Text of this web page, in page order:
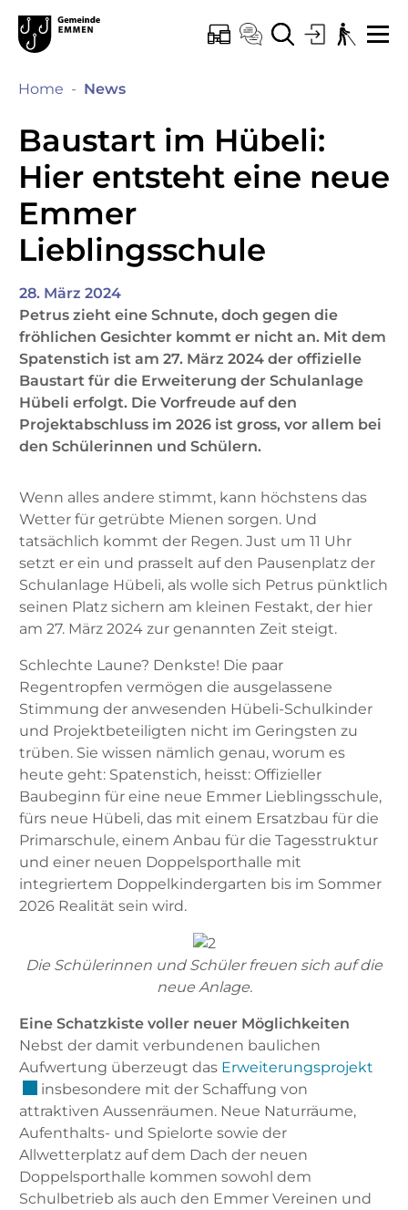
zur Startseite
Direkt zur Hauptnavigation
Direkt zum Inhalt
Direkt zur Suche
Direkt zum Stichwortverzeichnis
KopfzeileEmmen
Hauptnavigation
ONLINE-SCHALTER
KONTAKT
SUCHELOGIN
Hauptinhalt
Home News(ausgewählt)
Baustart im Hübeli:
Hier entsteht eine neue
Emmer
Lieblingsschule
28. März 2024
Petrus zieht eine Schnute, doch gegen die
fröhlichen Gesichter kommt er nicht an. Mit dem
Spatenstich ist am 27. März 2024 der offizielle
Baustart für die Erweiterung der Schulanlage
Hübeli erfolgt. Die Vorfreude auf den
Projektabschluss im 2026 ist gross, vor allem bei
den Schülerinnen und Schülern.
Wenn alles andere stimmt, kann höchstens das
Wetter für getrübte Mienen sorgen. Und
tatsächlich kommt der Regen. Just um 11 Uhr
setzt er ein und prasselt auf den Pausenplatz der
Schulanlage Hübeli, als wolle sich Petrus pünktlich
seinen Platz sichern am kleinen Festakt, der hier
am 27. März 2024 zur genannten Zeit steigt.
Schlechte Laune? Denkste! Die paar
Regentropfen vermögen die ausgelassene
Stimmung der anwesenden Hübeli-Schulkinder
und Projektbeteiligten nicht im Geringsten zu
trüben. Sie wissen nämlich genau, worum es
heute geht: Spatenstich, heisst: Offizieller
Baubeginn für eine neue Emmer Lieblingsschule,
fürs neue Hübeli, das mit einem Ersatzbau für die
Primarschule, einem Anbau für die Tagesstruktur
und einer neuen Doppelsporthalle mit
integriertem Doppelkindergarten bis im Sommer
2026 Realität sein wird.
Die Schülerinnen und Schüler freuen sich auf die
neue Anlage.
Eine Schatzkiste voller neuer Möglichkeiten
Nebst der damit verbundenen baulichen
Aufwertung überzeugt das Erweiterungsprojekt
insbesondere mit der Schaffung von
attraktiven Aussenräumen. Neue Naturräume,
Aufenthalts- und Spielorte sowie der
Allwetterplatz auf dem Dach der neuen
Doppelsporthalle kommen sowohl dem
Schulbetrieb als auch den Emmer Vereinen und